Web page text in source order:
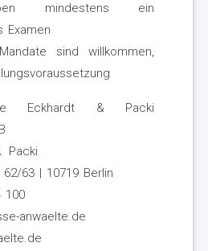
mindestens ein
Examen
sind willkommen,
Eckhardt & Packi
Packi
63 | 10719 Berlin
100
anwaelte.de